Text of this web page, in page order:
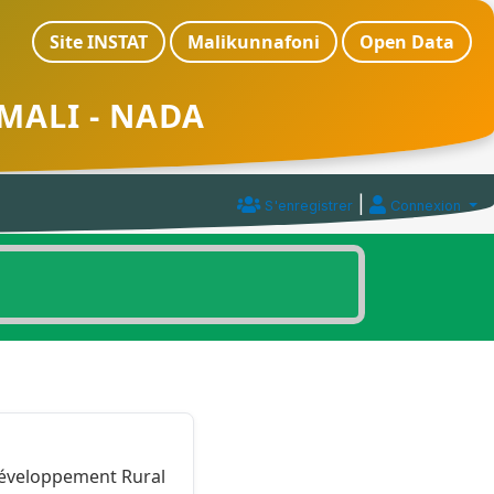
Site INSTAT Malikunnafoni Open Data
- NADA
S'enregistrer | Connexion
Rural